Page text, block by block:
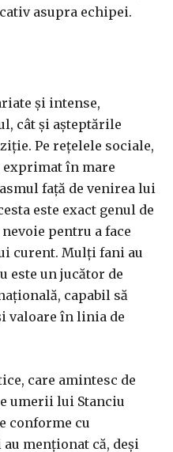
asupra echipei.
și intense,
cât și așteptările
Pe rețelele sociale,
în mare
față de venirea lui
este exact genul de
pentru a face
curent. Mulți fani au
este un jucător de
capabil să
valoare în linia de
care amintesc de
umerii lui Stanciu
conforme cu
menționat că, deși